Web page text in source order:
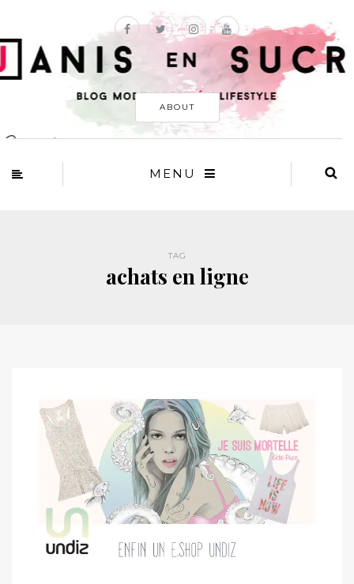
ABOUT
MENU
TAG
achats en ligne